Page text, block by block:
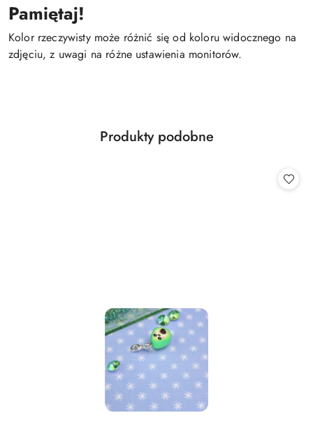
Pamiętaj!
Kolor rzeczywisty może różnić się od koloru widocznego na
zdjęciu, z uwagi na różne ustawienia monitorów.
Pomiń karuzelę produktów
Produkty
Produkty podobne